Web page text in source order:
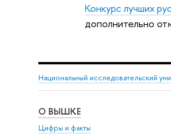
Конкурс лучших
дополнительно
Национальный исследовательский
О ВЫШКЕ
Цифры и факты